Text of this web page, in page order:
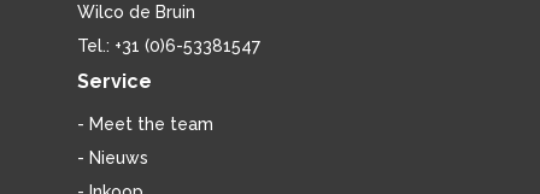
Wilco de Bruin
Tel.: +31 (0)6-53381547
Service
- Meet the team
- Nieuws